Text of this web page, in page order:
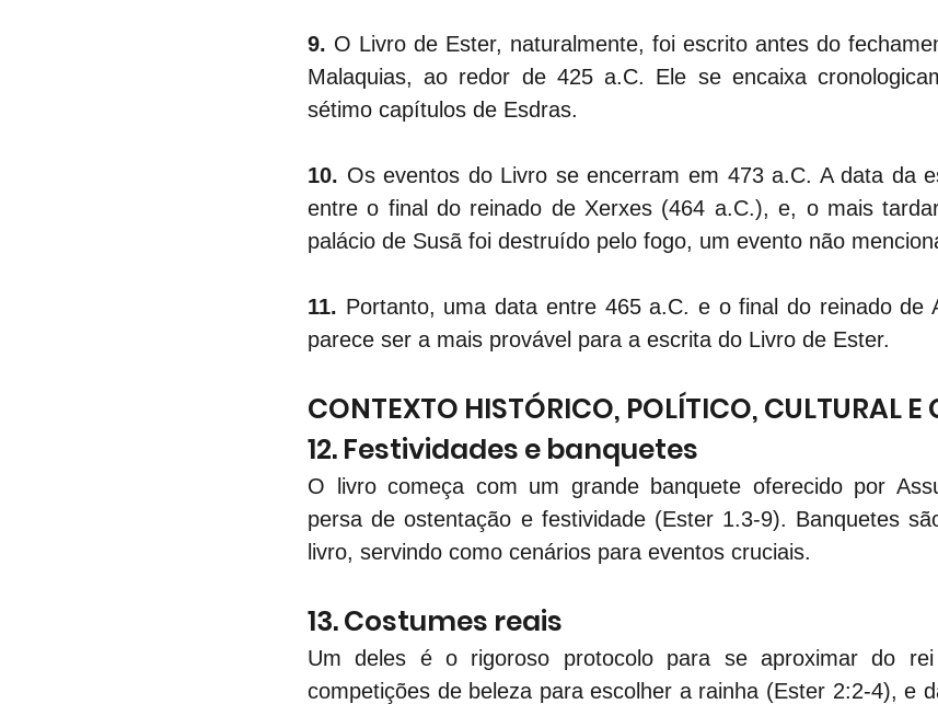
9. O Livro de Ester, naturalmente, foi escrito antes do
Malaquias, ao redor de 425 a.C. Ele se encaixa
sétimo capítulos de Esdras.
10. Os eventos do Livro se encerram em 473 a.C. A data da
entre o final do reinado de Xerxes (464 a.C.), e, o mais
palácio de Susã foi destruído pelo fogo, um evento não
11. Portanto, uma data entre 465 a.C. e o final do reinado de
parece ser a mais provável para a escrita do Livro de Ester.
CONTEXTO HISTÓRICO, POLÍTICO, CULTURAL E
12. Festividades e banquetes
O livro começa com um grande banquete oferecido por
persa de ostentação e festividade (Ester 1.3-9). Banquetes
livro, servindo como cenários para eventos cruciais.
13. Costumes reais
Um deles é o rigoroso protocolo para se aproximar do
competições de beleza para escolher a rainha (Ester 2:2-4), e